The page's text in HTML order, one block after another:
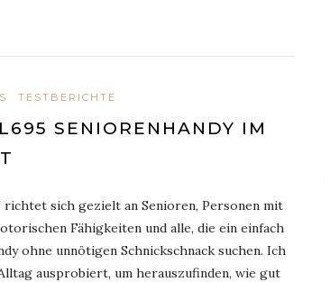
TESTBERICHTE
SENIORENHANDY IM
richtet sich gezielt an Senioren, Personen mit
Fähigkeiten und alle, die ein einfach
ohne unnötigen Schnickschnack suchen. Ich
ausprobiert, um herauszufinden, wie gut